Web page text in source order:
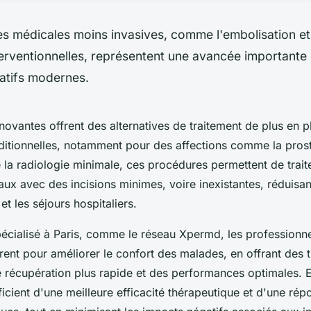
médicales moins invasives, comme l'embolisation
représentent une avancée importante
modernes.
offrent des alternatives de traitement de plus en
notamment pour des affections comme la
la radiologie minimale, ces procédures permettent de
avec des incisions minimes, voire inexistantes,
les séjours hospitaliers.
à Paris, comme le réseau Xpermd, les
pour améliorer le confort des malades, en offrant des
récupération plus rapide et des performances optimales.
d'une meilleure efficacité thérapeutique et d'une